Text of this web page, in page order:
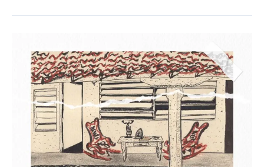
fuertes
exilio